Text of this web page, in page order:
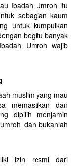
Ibadah Umroh itu
sebagian kaum
untuk kumpulkan
begitu banyak
Umroh wajib
muslim yang mau
memastikan dan
dipilih menjamin
dan bukanlah
izin resmi dari